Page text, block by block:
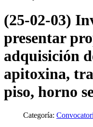
(25-02-03)
presentar
adquisición
apitoxina,
piso, horno
Categoría: